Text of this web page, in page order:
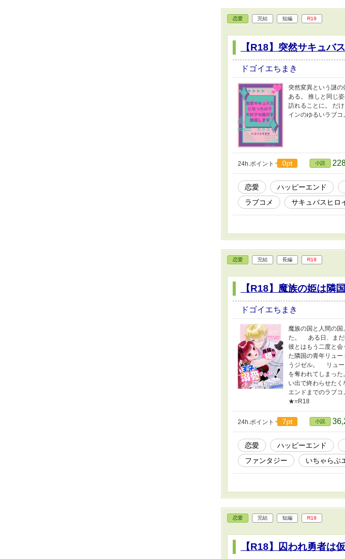
恋愛 完結 短編 R18
【R18】突然サキュバ
ドゴイエちまき
突然変異という謎
ある。 推しと同じ
訪れることに。 だ
インのゆるいラブ
24h.ポイント 0pt 小説
恋愛 ハッピーエンド
ラブコメ
サキュバスヒロ
恋愛 完結 長編 R18
【R18】魔族の姫は隣
ドゴイエちまき
魔族の国と人間の
た。 ある日、まだ
彼とはもう二度と
た隣国の青年リュー
うジゼル。 リュー
を奪われてしまっ
い出で終わらせた
エンドまでのラブ
★=R18
24h.ポイント 7pt 小説
恋愛 ハッピーエンド
ファンタジー
いちゃらぶ
恋愛 完結 短編 R18
【R18】囚われ勇者は